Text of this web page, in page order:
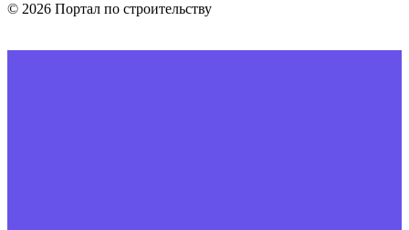
© 2026 Портал по строительству